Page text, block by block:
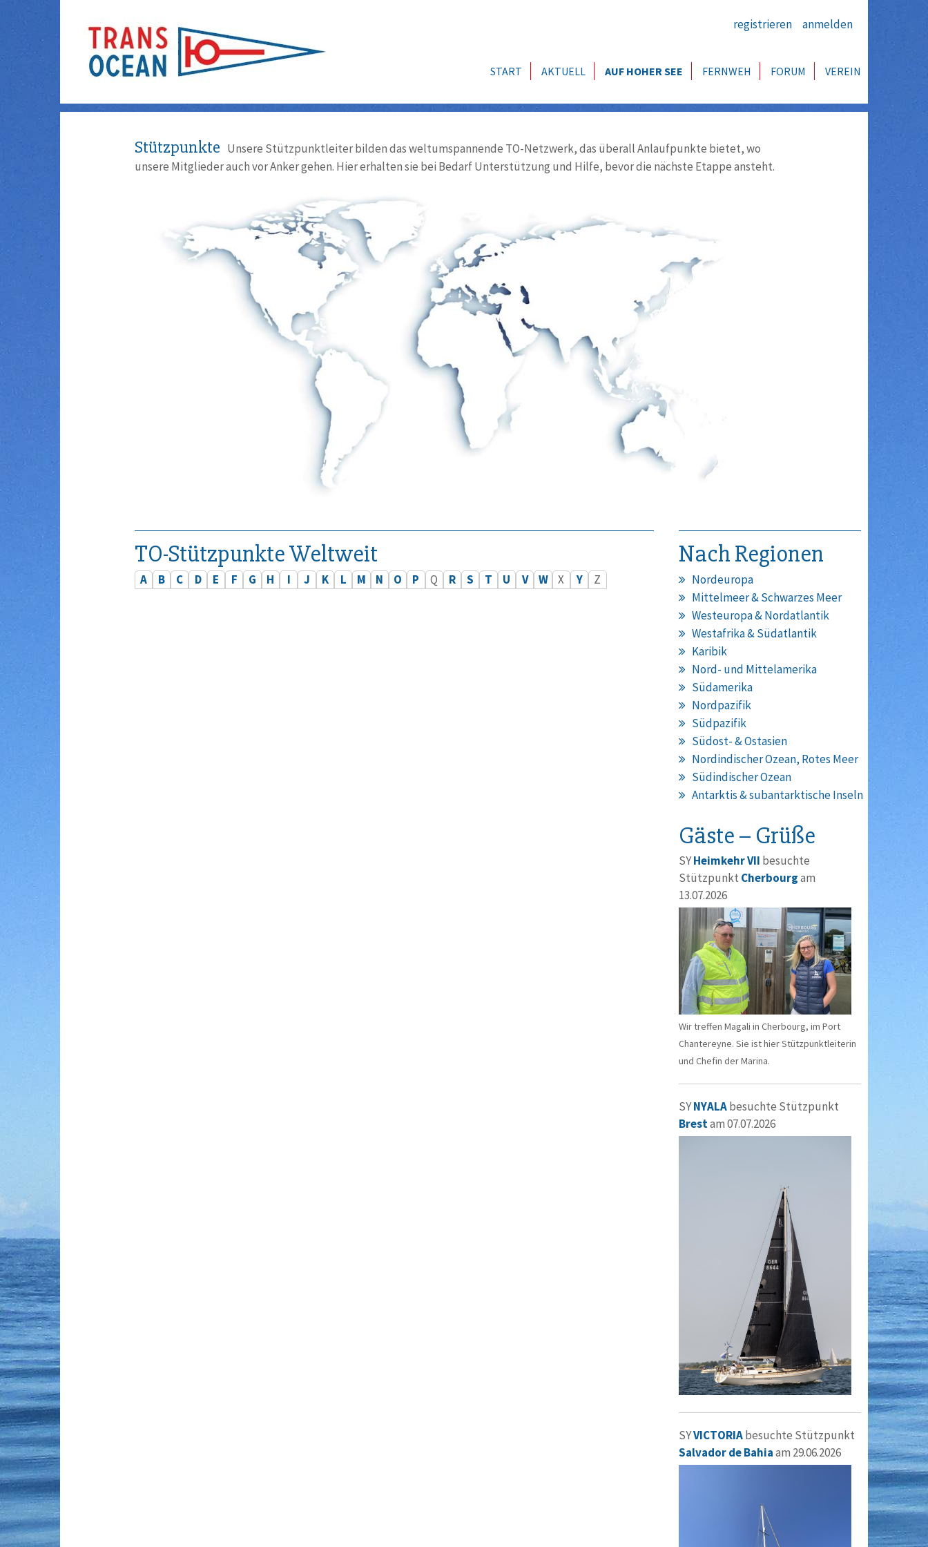
registrieren anmelden
START AKTUELL AUF HOHER SEE FERNWEH FORUM VEREIN
Stützpunkte Unsere Stützpunktleiter bilden das weltumspannende TO-Netzwerk, das überall Anlaufpunkte bietet, wo
unsere Mitglieder auch vor Anker gehen. Hier erhalten sie bei Bedarf Unterstützung und Hilfe, bevor die nächste Etappe ansteht.
TO-Stützpunkte Weltweit
A B C D E F G H I J K L M N O P Q R S T U V W X Y Z
Nach Regionen
Nordeuropa
Mittelmeer & Schwarzes Meer
Westeuropa & Nordatlantik
Westafrika & Südatlantik
Karibik
Nord- und Mittelamerika
Südamerika
Nordpazifik
Südpazifik
Südost- & Ostasien
Nordindischer Ozean, Rotes Meer
Südindischer Ozean
Antarktis & subantarktische Inseln
Gäste – Grüße
SYHeimkehr VII besuchte
Stützpunkt Cherbourgam
13.07.2026
Wir treffen Magali in Cherbourg, im Port
Chantereyne. Sie ist hier Stützpunktleiterin
und Chefin der Marina.
SYNYALAbesuchte Stützpunkt
Brestam 07.07.2026
SYVICTORIAbesuchte Stützpunkt
Salvador de Bahiaam 29.06.2026